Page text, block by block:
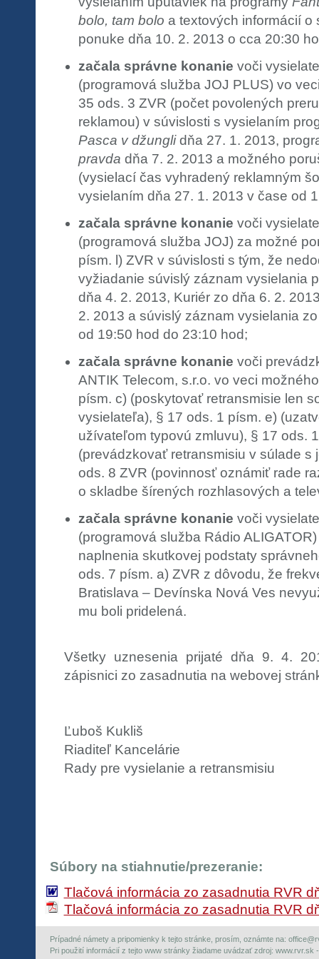
bolo, tam bolo a textových informácií o
ponuke dňa 10. 2. 2013 o cca 20:30
začala správne konanie voči
(programová služba JOJ PLUS) vo
35 ods. 3 ZVR (počet povolených
reklamou) v súvislosti s vysielaním
Pasca v džunglidňa 27. 1. 2013,
pravda dňa 7. 2. 2013 a možného
(vysielací čas vyhradený reklamným
vysielaním dňa 27. 1. 2013 v čase od
začala správne konanie voči
(programová služba JOJ) za možné
písm. l) ZVR v súvislosti s tým, že
vyžiadanie súvislý záznam vysielania
dňa 4. 2. 2013, Kuriér zo dňa 6. 2.
2. 2013 a súvislý záznam vysielania
od 19:50 hod do 23:10 hod;
začala správne konanie voči
ANTIK Telecom, s.r.o. vo veci
písm. c) (poskytovať retransmisie len
vysielateľa), § 17 ods. 1 písm. e)
užívateľom typovú zmluvu), § 17 ods.
(prevádzkovať retransmisiu v súlade s
ods. 8 ZVR (povinnosť oznámiť rade
o skladbe šírených rozhlasových a
začala správne konanie voči
(programová služba Rádio
naplnenia skutkovej podstaty
ods. 7 písm. a) ZVR z dôvodu, že
Bratislava – Devínska Nová Ves
mu boli pridelená.
Všetky uznesenia prijaté dňa 9. 4.
zápisnici zo zasadnutia na webovej
Ľuboš Kukliš
Riaditeľ Kancelárie
Rady pre vysielanie a retransmisiu
Súbory na stiahnutie/prezeranie:
Tlačová informácia zo zasadnutia RVR
Tlačová informácia zo zasadnutia RVR
Prípadné námety a pripomienky k tejto stránke, prosím, oznámte na:
Pri použití informácií z tejto www stránky žiadame uvádzať zdroj: www.rvr.sk